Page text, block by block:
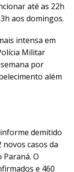
até as 22h
aos domingos.
intensa em
Militar
por
além
informe demitido
casos da
O
e 460